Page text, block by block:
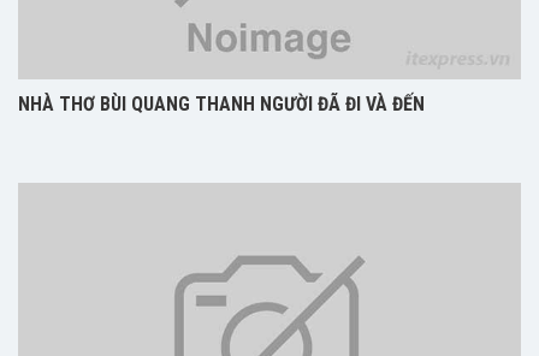
NHÀ THƠ BÙI QUANG THANH NGƯỜI ĐÃ ĐI VÀ ĐẾN